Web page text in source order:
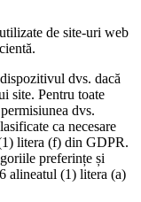
de site-uri web
dvs. dacă
site. Pentru toate
dvs.
ca necesare
litera (f) din GDPR.
preferințe și
alineatul (1) litera (a)